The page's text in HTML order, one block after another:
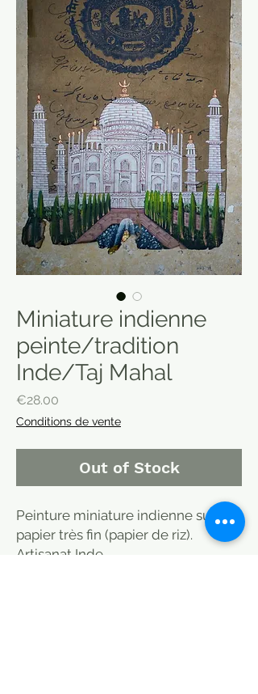
Miniature indienne
peinte/tradition
Inde/Taj Mahal
€28.00
Conditions de vente
Out of Stock
Peinture miniature indienne sur
papier très fin (papier de riz).
Artisanat Inde.